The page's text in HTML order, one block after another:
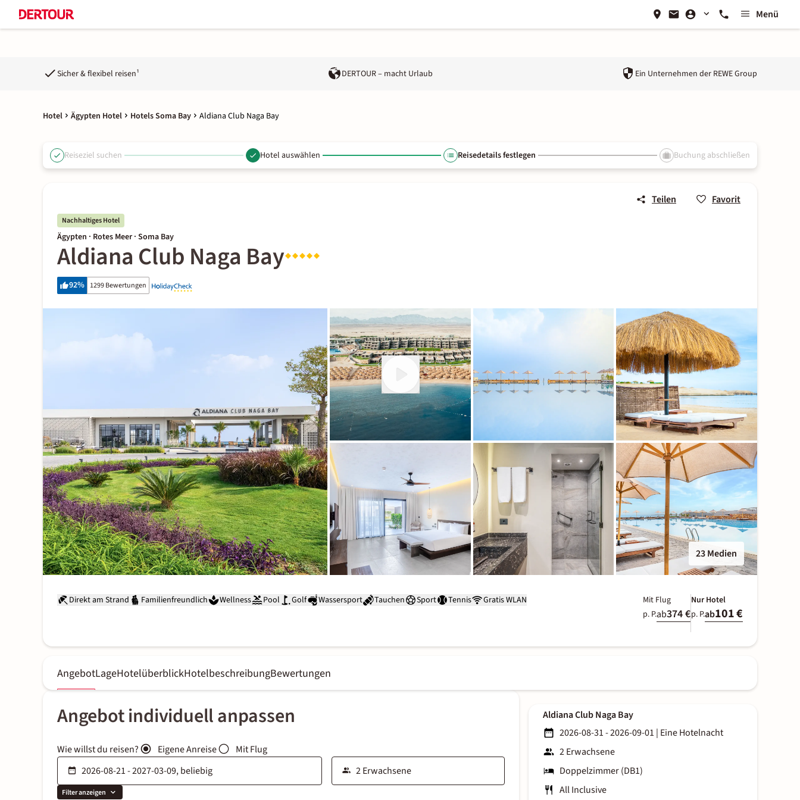
Menü
Sicher & flexibel reisen¹ DERTOUR – macht Urlaub Ein Unternehmen der REWE Group
Hotel Ägypten Hotel Hotels Soma Bay Aldiana Club Naga Bay
Reiseziel suchen Hotel auswählen Reisedetails festlegen Buchung abschließen
Teilen Favorit
Nachhaltiges Hotel
Ägypten · Rotes Meer · Soma Bay
Aldiana Club Naga Bay
92% 1299 Bewertungen
23 Medien
Direkt am Strand Familienfreundlich Wellness Pool Golf Wassersport Tauchen Sport Tennis Gratis WLAN
Mit Flug
p. P.ab374 €
Nur Hotel
p. P.ab101 €
AngebotLageHotelüberblickHotelbeschreibungBewertungen
Angebot individuell anpassen
Wie willst du reisen? Eigene Anreise Mit Flug
Filter anzeigen
Aldiana Club Naga Bay
2026-08-31 - 2026-09-01 | Eine Hotelnacht
2 Erwachsene
Doppelzimmer (DB1)
All Inclusive